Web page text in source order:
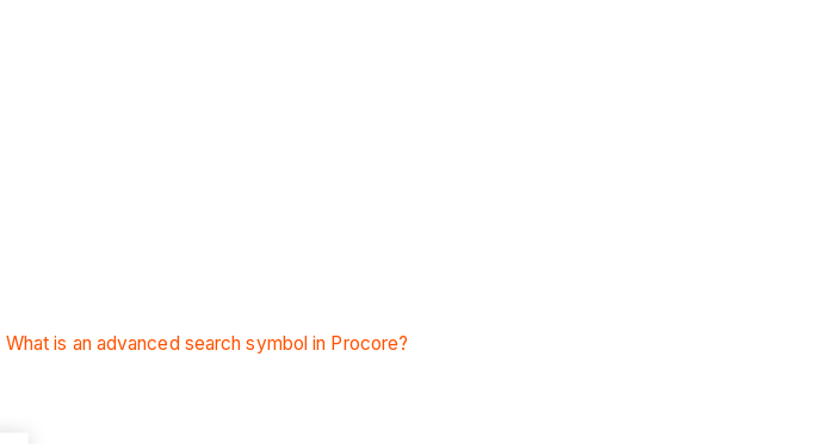
What is an advanced search symbol in Procore?